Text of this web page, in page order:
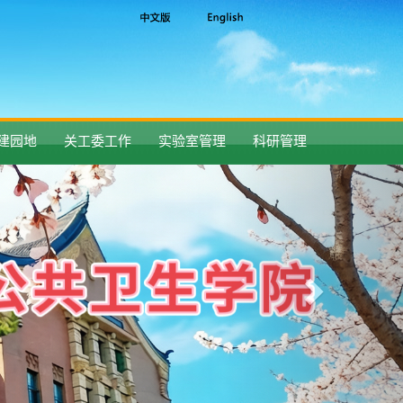
园地 关工委工作 实验室管理 科研管理